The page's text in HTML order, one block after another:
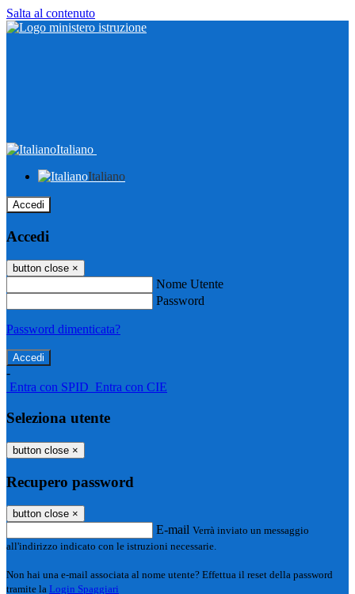
Salta al contenuto
Italiano
Italiano
Accedi
Accedi
button close ×
Nome Utente
Password
Password dimenticata?
-
Entra con SPID Entra con CIE
Seleziona utente
button close ×
Recupero password
button close ×
E-mail Verrà inviato un messaggio
all'indirizzo indicato con le istruzioni necessarie.
Non hai una e-mail associata al nome utente? Effettua il reset della password
tramite la Login Spaggiari